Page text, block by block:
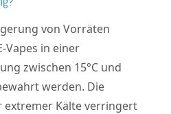
von Vorräten
Vapes in einer
zwischen 15°C und
werden. Die
extremer Kälte verringert